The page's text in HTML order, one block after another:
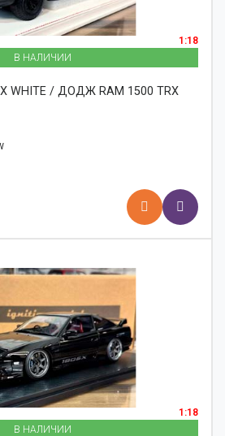
1:18
В НАЛИЧИИ
WHITE / ДОДЖ RAM 1500 TRX
1:18
В НАЛИЧИИ